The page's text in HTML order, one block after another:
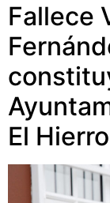
Fallece
El Hierro